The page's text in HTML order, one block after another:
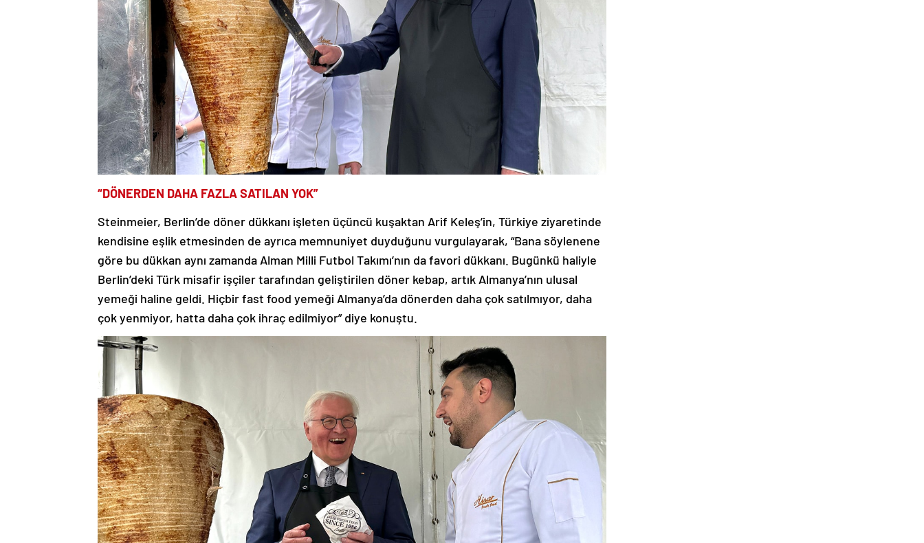
“DÖNERDEN DAHA FAZLA SATILAN YOK”
Steinmeier, Berlin’de döner dükkanı işleten üçüncü kuşaktan Arif Keleş’in, Türkiye ziyaretinde
kendisine eşlik etmesinden de ayrıca memnuniyet duyduğunu vurgulayarak, “Bana söylenene
göre bu dükkan aynı zamanda Alman Milli Futbol Takımı’nın da favori dükkanı. Bugünkü haliyle
Berlin’deki Türk misafir işçiler tarafından geliştirilen döner kebap, artık Almanya’nın ulusal
yemeği haline geldi. Hiçbir fast food yemeği Almanya’da dönerden daha çok satılmıyor, daha
çok yenmiyor, hatta daha çok ihraç edilmiyor” diye konuştu.